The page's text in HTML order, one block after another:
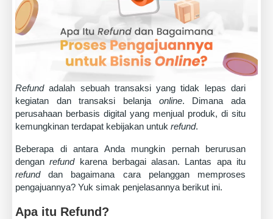
Refundadalah sebuah transaksi yang tidak lepas dari
kegiatan dan transaksi belanja online. Dimana ada
perusahaan berbasis digital yang menjual produk, di situ
kemungkinan terdapat kebijakan untuk refund.
Beberapa di antara Anda mungkin pernah berurusan
denganrefundkarena berbagai alasan. Lantas apa itu
refunddan bagaimana cara pelanggan memproses
pengajuannya? Yuk simak penjelasannya berikut ini.
Apa itu Refund?